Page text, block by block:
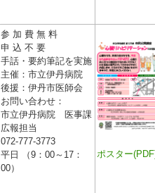
参 加 費 無 料
申 込 不 要
手話・要約筆記を実施
主催：市立伊丹病院
後援：伊丹市医師会
お問い合わせ：
市立伊丹病院 医事課
広報担当
072-777-3773
平日 （9：00～17：
00）
ポスター